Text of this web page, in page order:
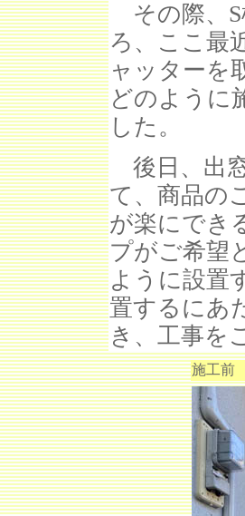
その際、S
ろ、ここ最
ャッターを
どのように
した。
後日、出
て、商品の
が楽にでき
プがご希望
ように設置
置するにあ
き、工事を
施工前